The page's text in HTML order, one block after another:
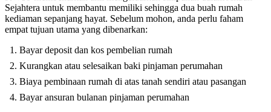
Sejahtera untuk membantu memiliki sehingga dua buah rumah
kediaman sepanjang hayat. Sebelum mohon, anda perlu faham
empat tujuan utama yang dibenarkan:
Bayar deposit dan kos pembelian rumah
Kurangkan atau selesaikan baki pinjaman perumahan
Biaya pembinaan rumah di atas tanah sendiri atau pasangan
Bayar ansuran bulanan pinjaman perumahan